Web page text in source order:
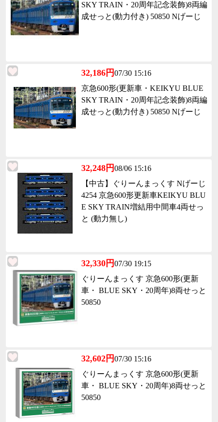
SKY TRAIN・20周年記念装飾)8両編
成せっと(動力付き) 50850 Nげーじ
32,186円07/30 15:16
京急600形(更新車・KEIKYU BLUE
SKY TRAIN・20周年記念装飾)8両編
成せっと(動力付き) 50850 Nげーじ
32,248円08/06 15:16
【中古】ぐりーんまっくす Nげーじ
4254 京急600形更新車KEIKYU BLU
E SKY TRAIN増結用中間車4両せっ
と (動力無し)
32,330円07/30 19:15
ぐりーんまっくす 京急600形(更新
車・ BLUE SKY・20周年)8両せっと
50850
32,602円07/30 15:16
ぐりーんまっくす 京急600形(更新
車・ BLUE SKY・20周年)8両せっと
50850